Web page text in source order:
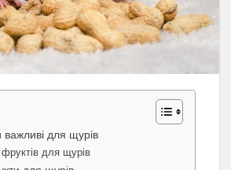
для щурів
фруктів для щурів